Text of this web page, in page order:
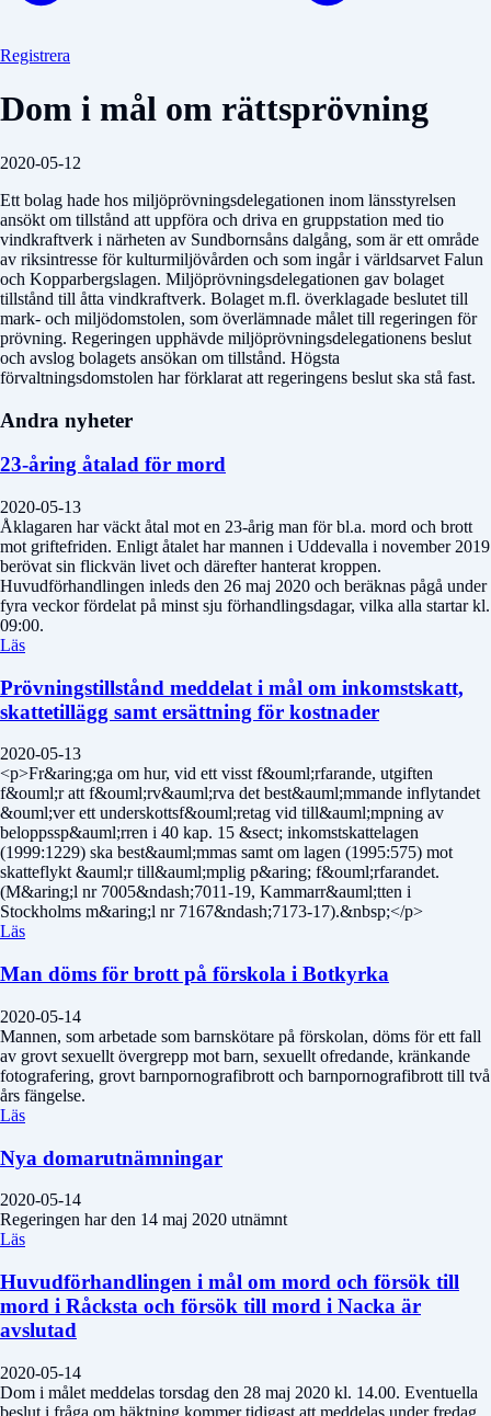
Registrera
Dom i mål om rättsprövning
2020-05-12
Ett bolag hade hos miljöprövningsdelegationen inom länsstyrelsen
ansökt om tillstånd att uppföra och driva en gruppstation med tio
vindkraftverk i närheten av Sundbornsåns dalgång, som är ett område
av riksintresse för kulturmiljövården och som ingår i världsarvet Falun
och Kopparbergslagen. Miljöprövningsdelegationen gav bolaget
tillstånd till åtta vindkraftverk. Bolaget m.fl. överklagade beslutet till
mark- och miljödomstolen, som överlämnade målet till regeringen för
prövning. Regeringen upphävde miljöprövningsdelegationens beslut
och avslog bolagets ansökan om tillstånd. Högsta
förvaltningsdomstolen har förklarat att regeringens beslut ska stå fast.
Andra nyheter
23-åring åtalad för mord
2020-05-13
Åklagaren har väckt åtal mot en 23-årig man för bl.a. mord och brott
mot griftefriden. Enligt åtalet har mannen i Uddevalla i november 2019
berövat sin flickvän livet och därefter hanterat kroppen.
Huvudförhandlingen inleds den 26 maj 2020 och beräknas pågå under
fyra veckor fördelat på minst sju förhandlingsdagar, vilka alla startar kl.
09:00.
Läs
Prövningstillstånd meddelat i mål om inkomstskatt,
skattetillägg samt ersättning för kostnader
2020-05-13
<p>Fr&aring;ga om hur, vid ett visst f&ouml;rfarande, utgiften
f&ouml;r att f&ouml;rv&auml;rva det best&auml;mmande inflytandet
&ouml;ver ett underskottsf&ouml;retag vid till&auml;mpning av
beloppssp&auml;rren i 40 kap. 15 &sect; inkomstskattelagen
(1999:1229) ska best&auml;mmas samt om lagen (1995:575) mot
skatteflykt &auml;r till&auml;mplig p&aring; f&ouml;rfarandet.
(M&aring;l nr 7005&ndash;7011-19, Kammarr&auml;tten i
Stockholms m&aring;l nr 7167&ndash;7173-17).&nbsp;</p>
Läs
Man döms för brott på förskola i Botkyrka
2020-05-14
Mannen, som arbetade som barnskötare på förskolan, döms för ett fall
av grovt sexuellt övergrepp mot barn, sexuellt ofredande, kränkande
fotografering, grovt barnpornografibrott och barnpornografibrott till två
års fängelse.
Läs
Nya domarutnämningar
2020-05-14
Regeringen har den 14 maj 2020 utnämnt
Läs
Huvudförhandlingen i mål om mord och försök till
mord i Råcksta och försök till mord i Nacka är
avslutad
2020-05-14
Dom i målet meddelas torsdag den 28 maj 2020 kl. 14.00. Eventuella
beslut i fråga om häktning kommer tidigast att meddelas under fredag